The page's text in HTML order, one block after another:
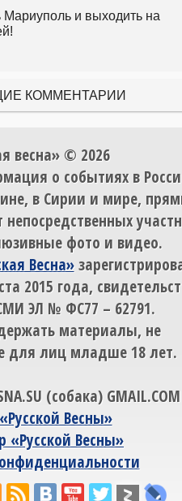
Мариуполь и выходить на
КОММЕНТАРИИ
весна» © 2026
о событиях в
в Сирии и мире,
фото и видео.
Весна»
2015 года,
ЭЛ № ФС77 – 62791.
материалы, не
для лиц младше 18 лет.
(собака) GMAIL.COM
Весны»
«Русской Весны»